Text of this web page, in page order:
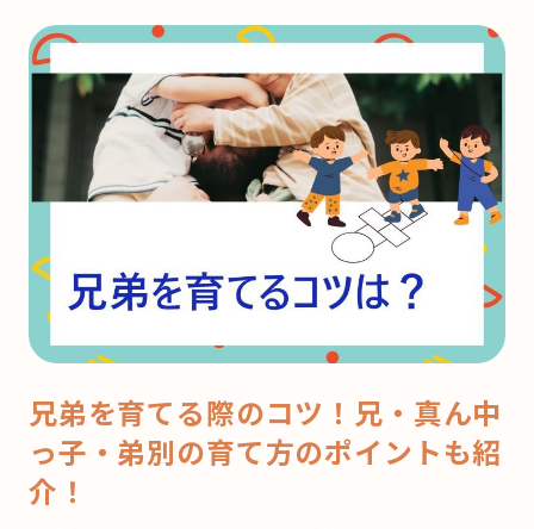
兄弟を育てる際のコツ！兄・真ん中
っ子・弟別の育て方のポイントも紹
介！